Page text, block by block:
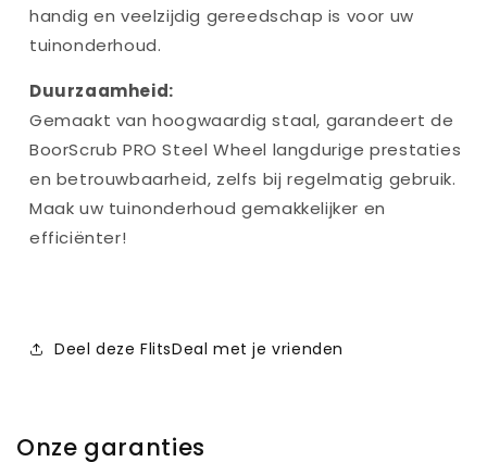
handig en veelzijdig gereedschap is voor uw
tuinonderhoud.
Duurzaamheid:
Gemaakt van hoogwaardig staal, garandeert de
BoorScrub PRO Steel Wheel langdurige prestaties
en betrouwbaarheid, zelfs bij regelmatig gebruik.
Maak uw tuinonderhoud gemakkelijker en
efficiënter!
Deel deze FlitsDeal met je vrienden
Onze garanties